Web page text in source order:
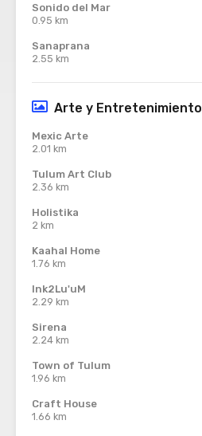
Sonido del Mar
0.95 km
Sanaprana
2.55 km
Arte y Entretenimiento
Mexic Arte
2.01 km
Tulum Art Club
2.36 km
Holistika
2 km
Kaahal Home
1.76 km
Ink2Lu'uM
2.29 km
Sirena
2.24 km
Town of Tulum
1.96 km
Craft House
1.66 km